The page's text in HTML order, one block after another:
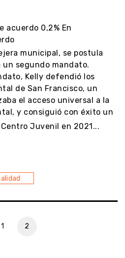
acuerdo 0,2% En
municipal, se postula
un segundo mandato.
Kelly defendió los
de San Francisco, un
el acceso universal a la
y consiguió con éxito un
Juvenil en 2021...
1 2